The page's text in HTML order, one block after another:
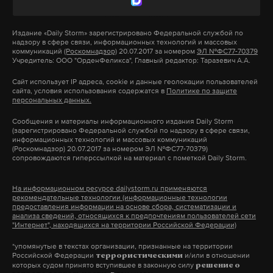
Также, по мнению Слуцкого, это всероссийское
лет стать международным. В заключение он
попросил у членов организации внести
памяти Жириновского и по новым проектам.
Бывший депутат Госдумы и член ЦИК России от
партии Александр Курдюмов от себя добавил, что
наследие Жириновского нужно нести к тем, кто
«Мы должны нести все это к людям, которые,
может быть, не хотят вступать в ЛДПР, в какую-то
— это самый мощный политик современности», —
подчеркнул Курдюмов.
фрондой пришлось расстаться, напомнил
Подпишитесь на Daily Storm вMAX. Он
работает там, где тормозит интернет.
А еще мы есть вTelegram,ДзениVK.
Макс Telegram
Дзен VK
Издание «Daily Storm» зарегистрировано Федеральной службой по
надзору в сфере связи, информационных технологий и массовых
коммуникаций (Роскомнадзор) 20.07.2017 за номером ЭЛ №ФС77-70379
Учредитель: ООО "ОрденФеликса", Главный редактор: Таразевич А.А.
Сайт использует IP адреса, cookie и данные геолокации пользователей
сайта, условия использования содержатся в Политике по защите
персональных данных.
Сообщения и материалы информационного издания Daily Storm
(зарегистрировано Федеральной службой по надзору в сфере связи,
информационных технологий и массовых коммуникаций
(Роскомнадзор) 20.07.2017 за номером ЭЛ №ФС77-70379)
сопровождаются гиперссылкой на материал с пометкой Daily Storm.
На информационном ресурсе dailystorm.ru применяются
рекомендательные технологии (информационные технологии
предоставления информации на основе сбора, систематизации и
анализа сведений, относящихся к предпочтениям пользователей сети
"Интернет", находящихся на территории Российской Федерации)
*упомянутые в текстах организации, признанные на территории
Российской Федерации террористическими и/или в отношении
которых судом принято вступившее в законную силу решение о